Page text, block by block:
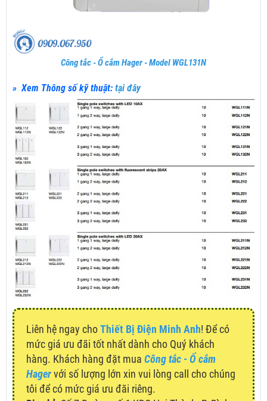
Công tắc - Ổ cắm Hager - Model WGL131N
» Xem Thông số kỹ thuật: tại đây
Liên hệ ngay choThiết Bị Điện Minh Anh! Để có
mức giá ưu đãi tốt nhất dành cho Quý khách
hàng. Khách hàng đặt mua Công tắc - Ổ cắm
Hagervới số lượng lớn xin vui lòng call cho chúng
tôi để có mức giá ưu đãi riêng.